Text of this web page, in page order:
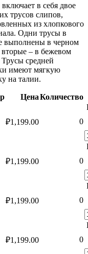
в себя двое
трусов слипов,
из хлопкового
Одни трусы в
выполнены в черном
вторые – в бежевом
Трусы средней
имеют мягкую
на талии.
ЦенаКоличество
₽1,199.00 0
₽1,199.00 0
₽1,199.00 0
₽1,199.00 0